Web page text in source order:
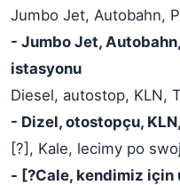
Jumbo Jet, Autobahn,
- Jumbo Jet,
istasyonu
Diesel, autostop, KLN,
- Dizel, otostopçu,
[?], Kale, lecimy po
- [?Cale, kendimiz için